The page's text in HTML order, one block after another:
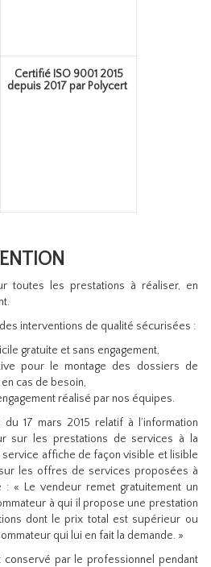
Certifié ISO 9001 2015
depuis 2017 par Polycert
toutes les prestations à réaliser, en
interventions de qualité sécurisées :
gratuite et sans engagement,
pour le montage des dossiers de
cas de besoin,
réalisé par nos équipes.
du 17 mars 2015 relatif à l’information
sur les prestations de services à la
affiche de façon visible et lisible
les offres de services proposées à
: « Le vendeur remet gratuitement un
à qui il propose une prestation
dont le prix total est supérieur ou
qui lui en fait la demande. »
par le professionnel pendant